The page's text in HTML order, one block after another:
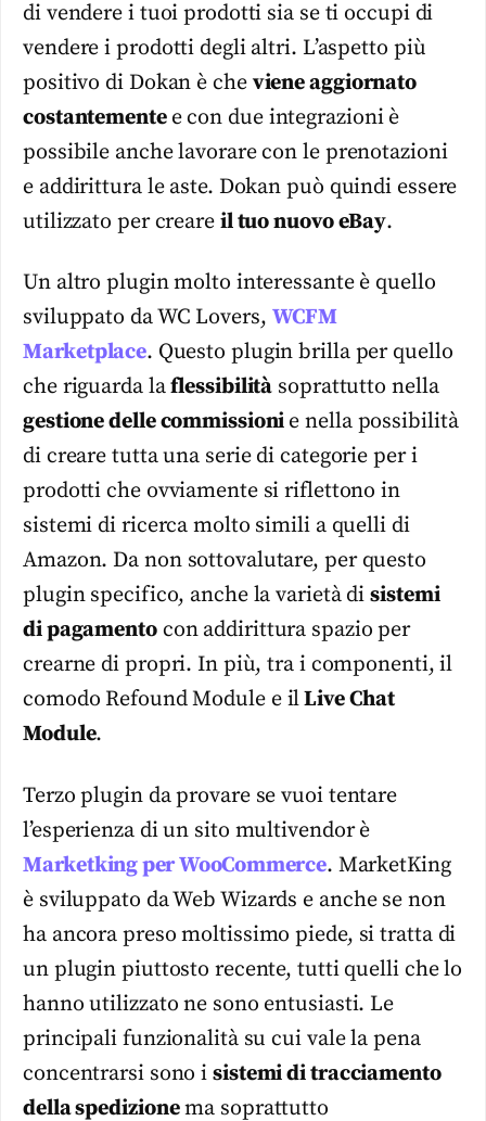
di vendere i tuoi prodotti sia se ti occupi di
vendere i prodotti degli altri. L’aspetto più
positivo di Dokan è che viene aggiornato
costantemente e con due integrazioni è
possibile anche lavorare con le prenotazioni
e addirittura le aste. Dokan può quindi essere
utilizzato per creare il tuo nuovo eBay.
Un altro plugin molto interessante è quello
sviluppato da WC Lovers, WCFM
Marketplace. Questo plugin brilla per quello
che riguarda laflessibilità soprattutto nella
gestione delle commissioni e nella possibilità
di creare tutta una serie di categorie per i
prodotti che ovviamente si riflettono in
sistemi di ricerca molto simili a quelli di
Amazon. Da non sottovalutare, per questo
plugin specifico, anche la varietà disistemi
di pagamentocon addirittura spazio per
crearne di propri. In più, tra i componenti, il
comodo Refound Module e ilLive Chat
Module.
Terzo plugin da provare se vuoi tentare
l’esperienza di un sito multivendor è
Marketking per WooCommerce. MarketKing
è sviluppato da Web Wizards e anche se non
ha ancora preso moltissimo piede, si tratta di
un plugin piuttosto recente, tutti quelli che lo
hanno utilizzato ne sono entusiasti. Le
principali funzionalità su cui vale la pena
concentrarsi sono i sistemi di tracciamento
della spedizionema soprattutto